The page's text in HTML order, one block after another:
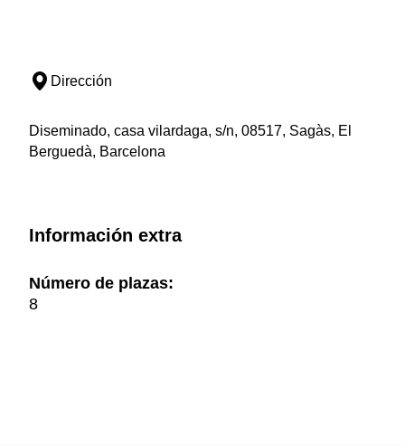
Dirección
Diseminado, casa vilardaga, s/n, 08517, Sagàs, El
Berguedà, Barcelona
Información extra
Número de plazas:
8